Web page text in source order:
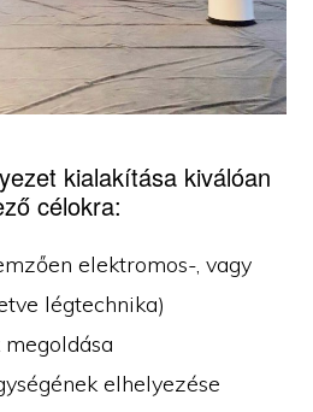
kialakítása kiválóan
célokra:
elektromos-, vagy
légtechnika)
elhelyezése